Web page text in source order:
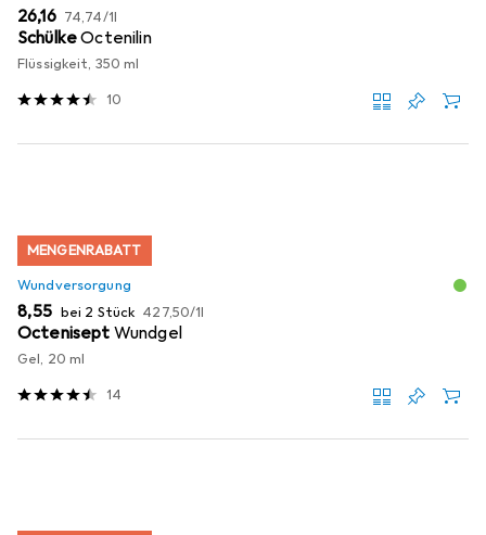
EUR
26,16 EUR
74,74/1l
SchülkeOctenilin
Flüssigkeit, 350 ml
10
MENGENRABATT
Wundversorgung
EUR
8,55 bei 2 Stück EUR
427,50/1l
Octenisept Wundgel
Gel, 20 ml
14